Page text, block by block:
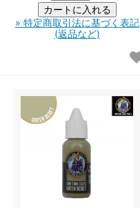
» 特定商取引法に基づく表記
(返品など)